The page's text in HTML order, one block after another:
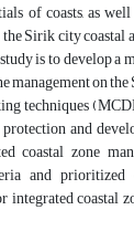
of coasts, as
Sirik city coastal
is to develop a
management on
techniques
and
coastal zone
and
coastal